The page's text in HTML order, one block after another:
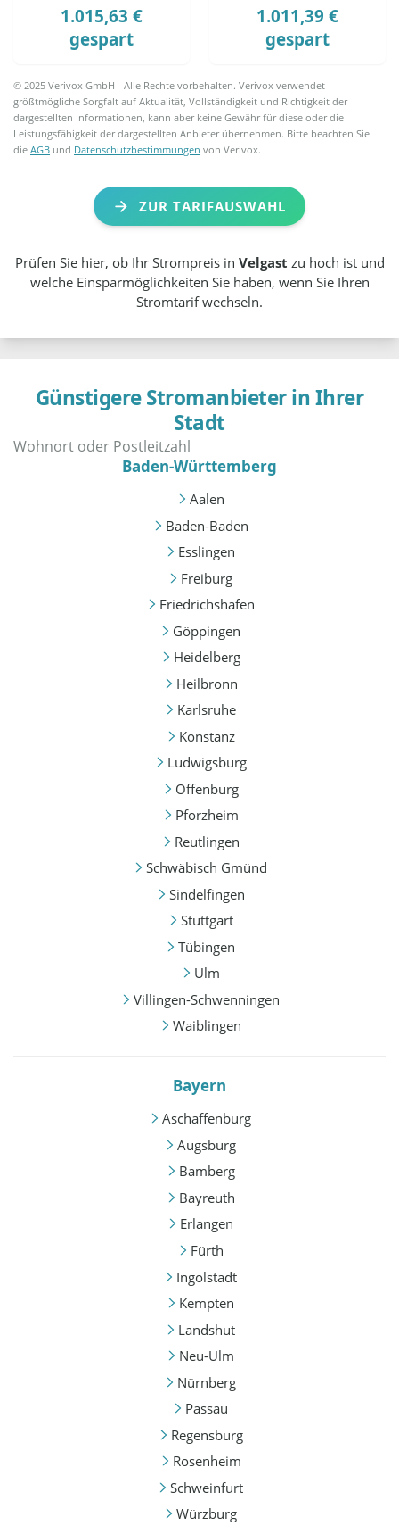
1.015,63 €
gespart
1.011,39 €
gespart
© 2025 Verivox GmbH - Alle Rechte vorbehalten. Verivox verwendet
größtmögliche Sorgfalt auf Aktualität, Vollständigkeit und Richtigkeit der
dargestellten Informationen, kann aber keine Gewähr für diese oder die
Leistungsfähigkeit der dargestellten Anbieter übernehmen. Bitte beachten Sie
dieAGB und Datenschutzbestimmungen von Verivox.
ZUR TARIFAUSWAHL
Prüfen Sie hier, ob Ihr Strompreis in Velgast zu hoch ist und
welche Einsparmöglichkeiten Sie haben, wenn Sie Ihren
Stromtarif wechseln.
Günstigere Stromanbieter in Ihrer
Stadt
Baden-Württemberg
Aalen
Baden-Baden
Esslingen
Freiburg
Friedrichshafen
Göppingen
Heidelberg
Heilbronn
Karlsruhe
Konstanz
Ludwigsburg
Offenburg
Pforzheim
Reutlingen
Schwäbisch Gmünd
Sindelfingen
Stuttgart
Tübingen
Ulm
Villingen-Schwenningen
Waiblingen
Bayern
Aschaffenburg
Augsburg
Bamberg
Bayreuth
Erlangen
Fürth
Ingolstadt
Kempten
Landshut
Neu-Ulm
Nürnberg
Passau
Regensburg
Rosenheim
Schweinfurt
Würzburg